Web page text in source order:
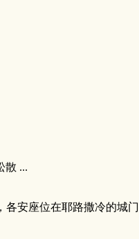
散 ...
各安座位在耶路撒冷的城